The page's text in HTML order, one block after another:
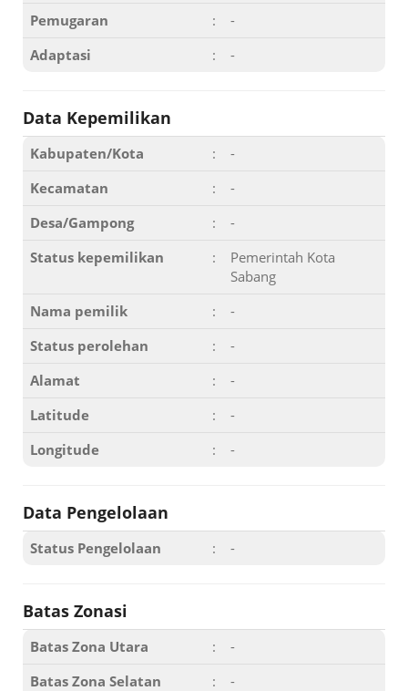
Pemugaran :
-
Adaptasi
: -
Data Kepemilikan
Kabupaten/Kota :
-
Kecamatan
:
-
Desa/Gampong
:
-
Status kepemilikan
:
Pemerintah Kota
Sabang
Nama pemilik
:
-
Status perolehan
:
-
Alamat
:
-
Latitude
:
-
Longitude
: -
Data Pengelolaan
Status Pengelolaan : -
Batas Zonasi
Batas Zona Utara :
-
Batas Zona Selatan
:
-